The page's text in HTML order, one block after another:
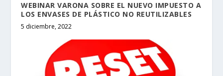
WEBINAR VARONA SOBRE EL NUEVO IMPUESTO A
LOS ENVASES DE PLÁSTICO NO REUTILIZABLES
5 diciembre, 2022